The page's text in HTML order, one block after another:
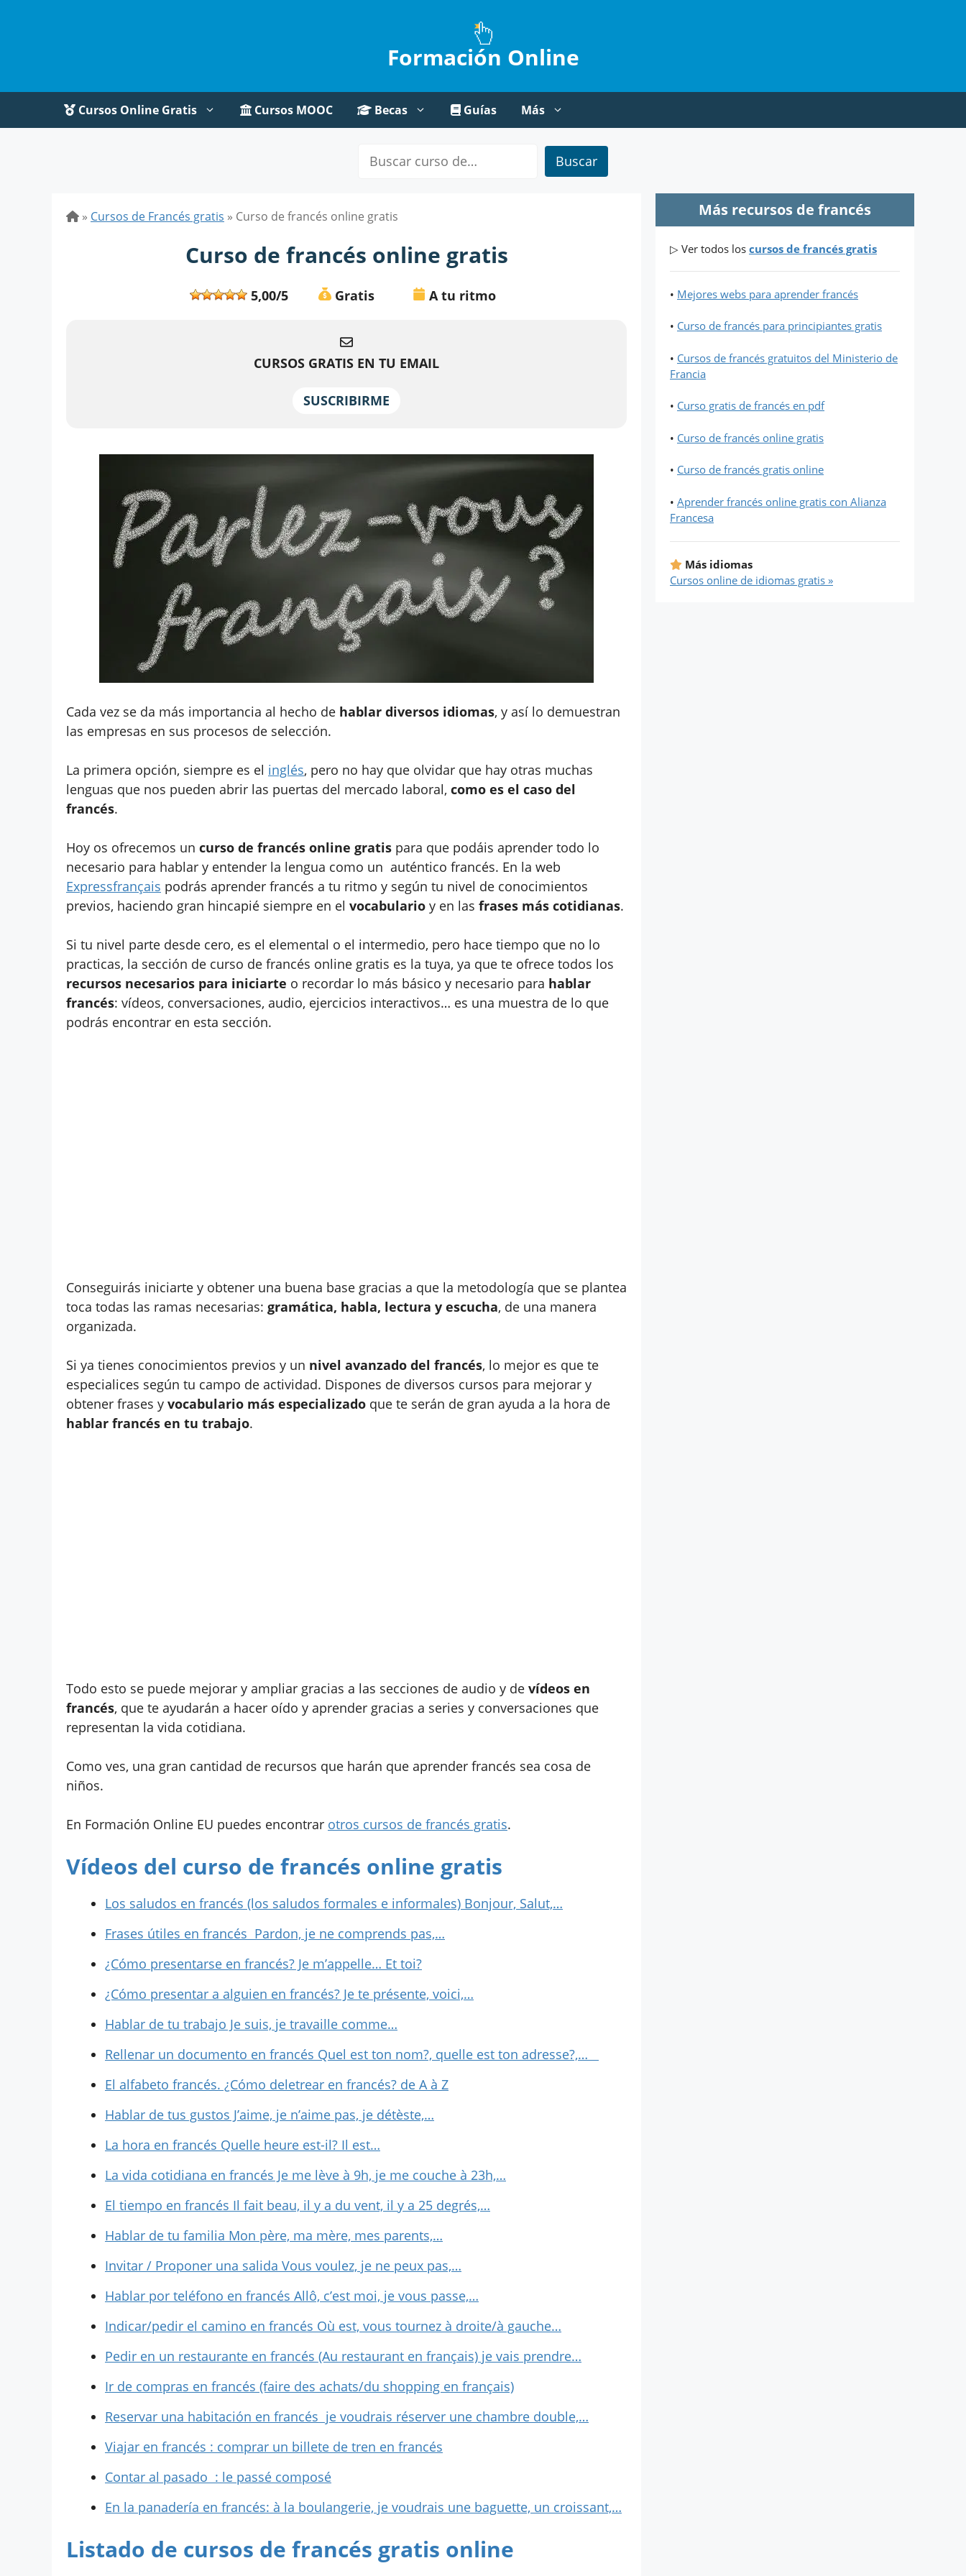
Formación Online
Cursos Online Gratis Cursos MOOC Becas Guías Más
Buscar
» Cursos de Francés gratis » Curso de francés online gratis
Curso de francés online gratis
5,00/5 Gratis A tu ritmo
CURSOS GRATIS EN TU EMAIL
SUSCRIBIRME
Cada vez se da más importancia al hecho de hablar diversos idiomas, y así lo demuestran
las empresas en sus procesos de selección.
La primera opción, siempre es el inglés, pero no hay que olvidar que hay otras muchas
lenguas que nos pueden abrir las puertas del mercado laboral, como es el caso del
francés.
Hoy os ofrecemos un curso de francés online gratis para que podáis aprender todo lo
necesario para hablar y entender la lengua como un auténtico francés. En la web
Expressfrançais podrás aprender francés a tu ritmo y según tu nivel de conocimientos
previos, haciendo gran hincapié siempre en el vocabulario y en las frases más cotidianas.
Si tu nivel parte desde cero, es el elemental o el intermedio, pero hace tiempo que no lo
practicas, la sección de curso de francés online gratis es la tuya, ya que te ofrece todos los
recursos necesarios para iniciarte o recordar lo más básico y necesario para hablar
francés: vídeos, conversaciones, audio, ejercicios interactivos… es una muestra de lo que
podrás encontrar en esta sección.
Conseguirás iniciarte y obtener una buena base gracias a que la metodología que se plantea
toca todas las ramas necesarias: gramática, habla, lectura y escucha, de una manera
organizada.
Si ya tienes conocimientos previos y un nivel avanzado del francés, lo mejor es que te
especialices según tu campo de actividad. Dispones de diversos cursos para mejorar y
obtener frases y vocabulario más especializado que te serán de gran ayuda a la hora de
hablar francés en tu trabajo.
Todo esto se puede mejorar y ampliar gracias a las secciones de audio y de vídeos en
francés, que te ayudarán a hacer oído y aprender gracias a series y conversaciones que
representan la vida cotidiana.
Como ves, una gran cantidad de recursos que harán que aprender francés sea cosa de
niños.
En Formación Online EU puedes encontrar otros cursos de francés gratis.
Vídeos del curso de francés online gratis
Los saludos en francés (los saludos formales e informales) Bonjour, Salut,…
Frases útiles en francés Pardon, je ne comprends pas,…
¿Cómo presentarse en francés? Je m’appelle… Et toi?
¿Cómo presentar a alguien en francés? Je te présente, voici,…
Hablar de tu trabajo Je suis, je travaille comme…
Rellenar un documento en francés Quel est ton nom?, quelle est ton adresse?,…
El alfabeto francés. ¿Cómo deletrear en francés? de A à Z
Hablar de tus gustos J’aime, je n’aime pas, je détèste,…
La hora en francés Quelle heure est-il? Il est…
La vida cotidiana en francés Je me lève à 9h, je me couche à 23h,…
El tiempo en francés Il fait beau, il y a du vent, il y a 25 degrés,…
Hablar de tu familia Mon père, ma mère, mes parents,…
Invitar / Proponer una salida Vous voulez, je ne peux pas,…
Hablar por teléfono en francés Allô, c’est moi, je vous passe,…
Indicar/pedir el camino en francés Où est, vous tournez à droite/à gauche…
Pedir en un restaurante en francés (Au restaurant en français) je vais prendre…
Ir de compras en francés (faire des achats/du shopping en français)
Reservar una habitación en francés je voudrais réserver une chambre double,…
Viajar en francés : comprar un billete de tren en francés
Contar al pasado : le passé composé
En la panadería en francés: à la boulangerie, je voudrais une baguette, un croissant,…
Listado de cursos de francés gratis online
Más recursos de francés
▷ Ver todos los cursos de francés gratis
• Mejores webs para aprender francés
• Curso de francés para principiantes gratis
• Cursos de francés gratuitos del Ministerio de
Francia
• Curso gratis de francés en pdf
• Curso de francés online gratis
• Curso de francés gratis online
• Aprender francés online gratis con Alianza
Francesa
Más idiomas
Cursos online de idiomas gratis »